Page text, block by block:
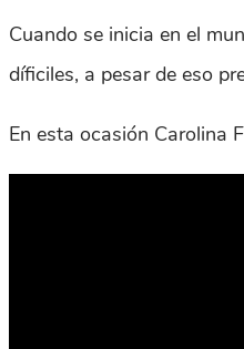
Cuando se inicia en el
díficiles, a pesar de eso
En esta ocasión Carolina